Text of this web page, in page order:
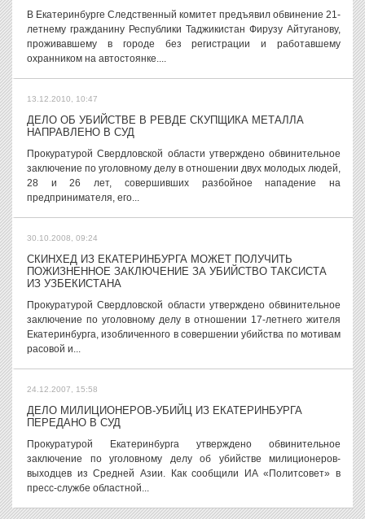
В Екатеринбурге Следственный комитет предъявил обвинение 21-
летнему гражданину Республики Таджикистан Фирузу Айтуганову,
проживавшему в городе без регистрации и работавшему
охранником на автостоянке....
13.12.2010, 10:47
ДЕЛО ОБ УБИЙСТВЕ В РЕВДЕ СКУПЩИКА МЕТАЛЛА
НАПРАВЛЕНО В СУД
Прокуратурой Свердловской области утверждено обвинительное
заключение по уголовному делу в отношении двух молодых людей,
28 и 26 лет, совершивших разбойное нападение на
предпринимателя, его...
30.10.2008, 09:24
СКИНХЕД ИЗ ЕКАТЕРИНБУРГА МОЖЕТ ПОЛУЧИТЬ
ПОЖИЗНЕННОЕ ЗАКЛЮЧЕНИЕ ЗА УБИЙСТВО ТАКСИСТА
ИЗ УЗБЕКИСТАНА
Прокуратурой Свердловской области утверждено обвинительное
заключение по уголовному делу в отношении 17-летнего жителя
Екатеринбурга, изобличенного в совершении убийства по мотивам
расовой и...
24.12.2007, 15:58
ДЕЛО МИЛИЦИОНЕРОВ-УБИЙЦ ИЗ ЕКАТЕРИНБУРГА
ПЕРЕДАНО В СУД
Прокуратурой Екатеринбурга утверждено обвинительное
заключение по уголовному делу об убийстве милиционеров-
выходцев из Средней Азии. Как сообщили ИА «Политсовет» в
пресс-службе областной...